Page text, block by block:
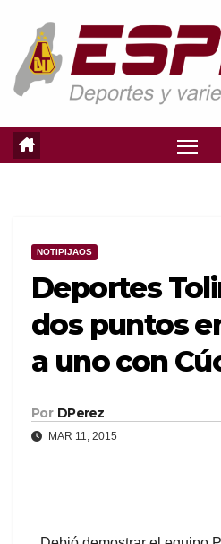
contenido
NOTIPIJAOS
Deportes
dos puntos
a uno con
Por DPerez
MAR 11, 2015